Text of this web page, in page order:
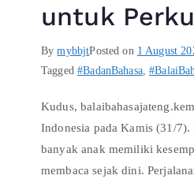
untuk
BymybbjtPosted on 1 August
Tagged#BadanBahasa,
Kudus,
Indonesia pada Kamis (31/
banyak anak memiliki
membaca sejak dini.